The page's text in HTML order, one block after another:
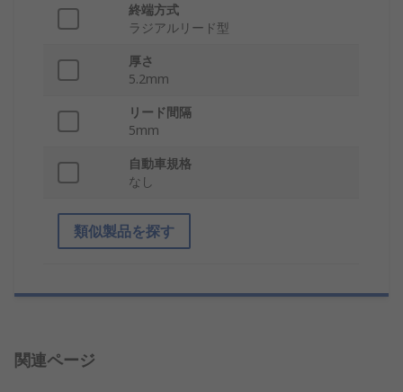
終端方式
ラジアルリード型
厚さ
5.2mm
リード間隔
5mm
自動車規格
なし
類似製品を探す
関連ページ